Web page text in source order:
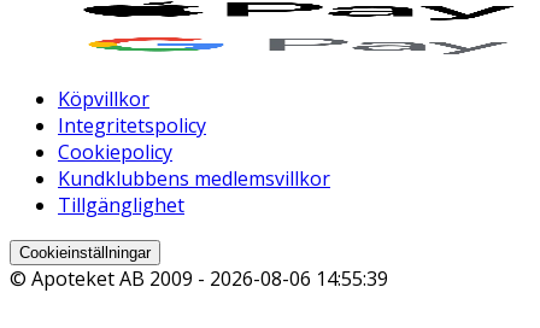
Köpvillkor
Integritetspolicy
Cookiepolicy
Kundklubbens medlemsvillkor
Tillgänglighet
Cookieinställningar
© Apoteket AB 2009 - 2026-08-06 14:55:39